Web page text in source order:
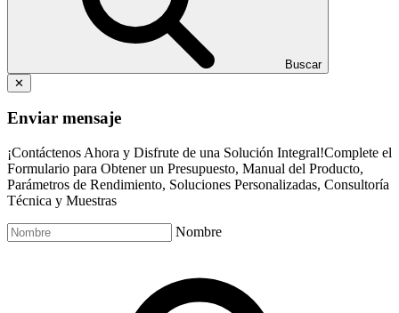
Buscar
✕
Enviar mensaje
¡Contáctenos Ahora y Disfrute de una Solución Integral!Complete el
Formulario para Obtener un Presupuesto, Manual del Producto,
Parámetros de Rendimiento, Soluciones Personalizadas, Consultoría
Técnica y Muestras
Nombre